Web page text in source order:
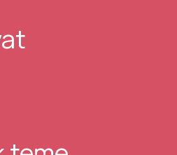
problem çözme
VTOL (dikey kalkışlı uçak) ve
teknolojileriyle